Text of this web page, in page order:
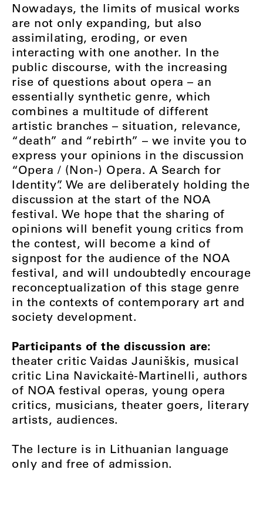
Nowadays, the limits of musical works
are not only expanding, but also
assimilating, eroding, or even
interacting with one another. In the
public discourse, with the increasing
rise of questions about opera – an
essentially synthetic genre, which
combines a multitude of different
artistic branches – situation, relevance,
“death” and “rebirth” – we invite you to
express your opinions in the discussion
“Opera / (Non-) Opera. A Search for
Identity”. We are deliberately holding the
discussion at the start of the NOA
festival. We hope that the sharing of
opinions will benefit young critics from
the contest, will become a kind of
signpost for the audience of the NOA
festival, and will undoubtedly encourage
reconceptualization of this stage genre
in the contexts of contemporary art and
society development.
Participants of the discussion are:
theater critic Vaidas Jauniškis, musical
critic Lina Navickaitė-Martinelli, authors
of NOA festival operas, young opera
critics, musicians, theater goers, literary
artists, audiences.
The lecture is in Lithuanian language
only and free of admission.